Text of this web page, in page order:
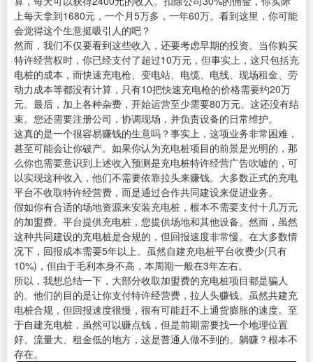
上每天拿到1680元，一个月5万多，一年60万。看到这里，你可能
会觉得这个生意挺吸引人的吧？
然而，我们不仅要看到这些收入，还要考虑早期的投资。当你购买
特许经营权时，你已经支付了超过10万元，但事实上，这只包括充
电桩的成本，而快速充电枪、变电站、电缆、电线、现场租金、劳
动力成本等都没有计算，只有10把快速充电枪的价格需要约20万
元。最后，加上各种杂费，开始运营至少需要80万元。这还没有结
束。您还需要注册公司，协调现场，并负责设备的日常维护。
这真的是一个很容易赚钱的生意吗？事实上，这项业务非常困难，
甚至可能会让你破产。如果你认为充电桩项目的前景是光明的，那
么你也需要意识到上述收入预测是充电桩特许经营广告吹嘘的，可
以实现这种收入，他们不需要依靠拉头来赚钱。大多数正式的充电
平台不收取特许经营费，而是通过合作共同建设来促进业务。
假如你有合适的场地资源来安装充电桩，根本不需要支付十几万元
的加盟费。平台提供充电桩，您提供场地和其他设备。然而，虽然
这种共同建设的充电桩是合规的，但回报速度非常慢。在大多数情
况下，回报成本需要5年以上。虽然自建充电桩平台收费少(只有
10%)，但由于毛利本身不高，本周期一般在3年左右。
所以，我想总结一下，大部分收取加盟费的充电桩项目都是骗人
的。他们的目的是让你支付特许经营费，拉人头赚钱。虽然共建充
电桩合规，但回报速度很慢，很有可能赶不上通货膨胀的速度。至
于自建充电桩，虽然可以赚点钱，但是前期需要找一个地理位置
好、流量大、租金低的地方，这是普通人做不到的。躺赚？根本不
存在。